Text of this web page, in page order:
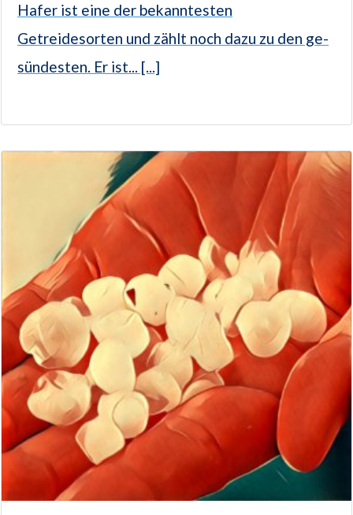
Hafer ist eine der bekanntesten
Getreidesorten und zählt noch dazu zu den ge­
sündesten. Er ist... [...]